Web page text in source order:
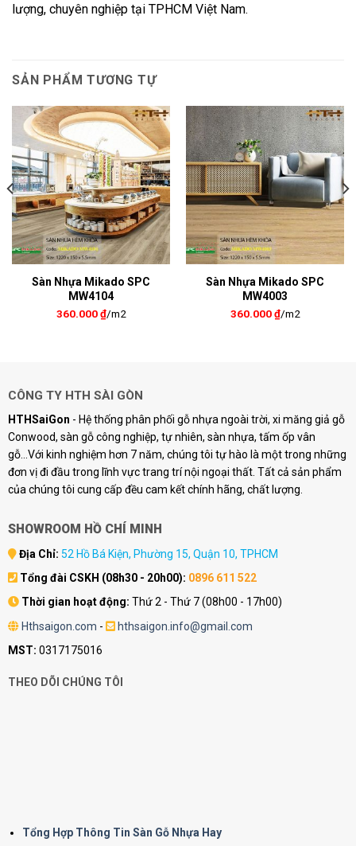
lượng, chuyên nghiệp tại TPHCM Việt Nam.
SẢN PHẨM TƯƠNG TỰ
Sàn Nhựa Mikado SPC
MW4104
360.000₫/m2
Sàn Nhựa Mikado SPC
MW4003
360.000₫/m2
CÔNG TY HTH SÀI GÒN
HTHSaiGon - Hệ thống phân phối gỗ nhựa ngoài trời, xi măng giả gỗ
Conwood, sàn gỗ công nghiệp, tự nhiên, sàn nhựa, tấm ốp vân
gỗ...Với kinh nghiệm hơn 7 năm, chúng tôi tự hào là một trong những
đơn vị đi đầu trong lĩnh vực trang trí nội ngoại thất. Tất cả sản phẩm
của chúng tôi cung cấp đều cam kết chính hãng, chất lượng.
SHOWROOM HỒ CHÍ MINH
Địa Chỉ: 52 Hồ Bá Kiện, Phường 15, Quận 10, TPHCM
Tổng đài CSKH (08h30 - 20h00): 0896 611 522
Thời gian hoạt động: Thứ 2 - Thứ 7 (08h00 - 17h00)
Hthsaigon.com -
hthsaigon.info@gmail.com
MST: 0317175016
THEO DÕI CHÚNG TÔI
Tổng Hợp Thông Tin Sàn Gỗ Nhựa Hay